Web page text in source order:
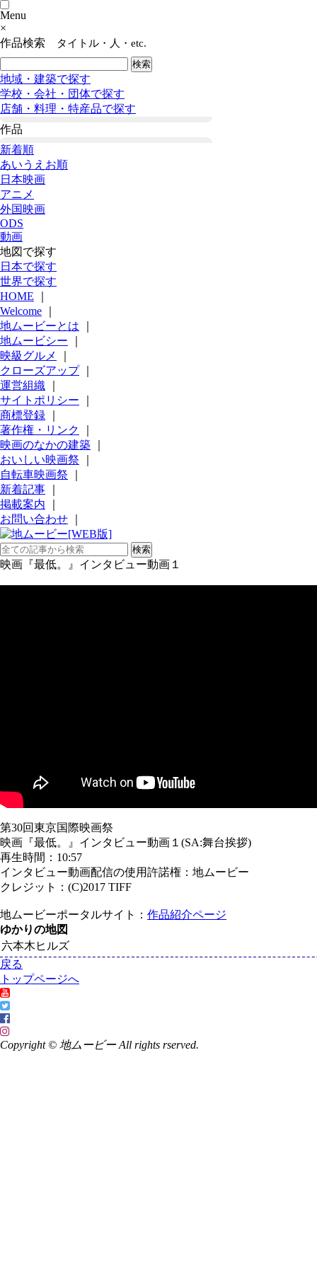
Menu
×
作品検索
タイトル・人・etc.
地域・建築で探す
学校・会社・団体で探す
店舗・料理・特産品で探す
作品
新着順
あいうえお順
日本映画
アニメ
外国映画
ODS
動画
地図で探す
日本で探す
世界で探す
HOME
Welcome
地ムービーとは
地ムービシー
映級グルメ
クローズアップ｜
運営組織
サイトポリシー
商標登録
著作権・リンク
映画のなかの建築
おいしい映画祭
自転車映画祭
新着記事
掲載案内
お問い合わせ
映画『最低。』インタビュー動画１
第30回東京国際映画祭
映画『最低。』インタビュー動画１(SA:舞台挨拶)
再生時間：10:57
インタビュー動画配信の使用許諾権：地ムービー
クレジット：(C)2017 TIFF
地ムービーポータルサイト： 作品紹介ページ
ゆかりの地図
六本木ヒルズ
戻る
トップページへ
Copyright © 地ムービー All rights rserved.